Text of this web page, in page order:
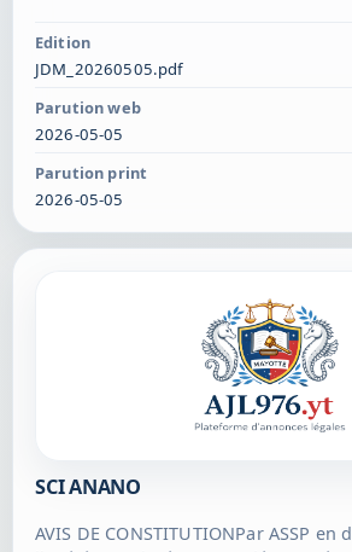
assemblées et droits de votes : Tout
participer aux assemblées quel que
voix.Clause d'agrément : La cession
l'associé unique est libre.
Mamoudzou
Edition
JDM_20260505.pdf
Parution web
2026-05-05
Parution print
2026-05-05
SCI ANANO
AVIS DE CONSTITUTIONPar ASSP